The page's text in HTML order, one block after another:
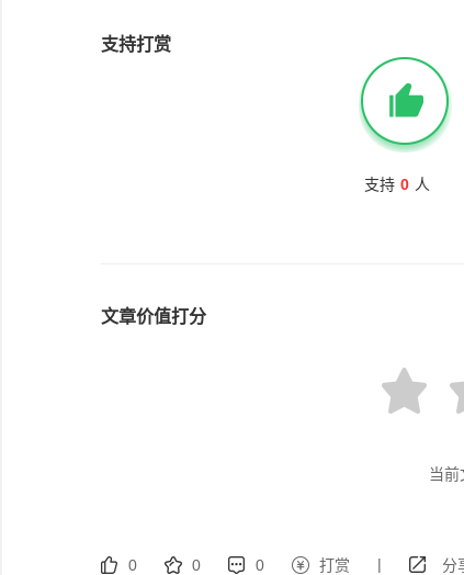
支持打赏
支持 0 人
文章价值打分
当前
0 0 0 打赏 | 分